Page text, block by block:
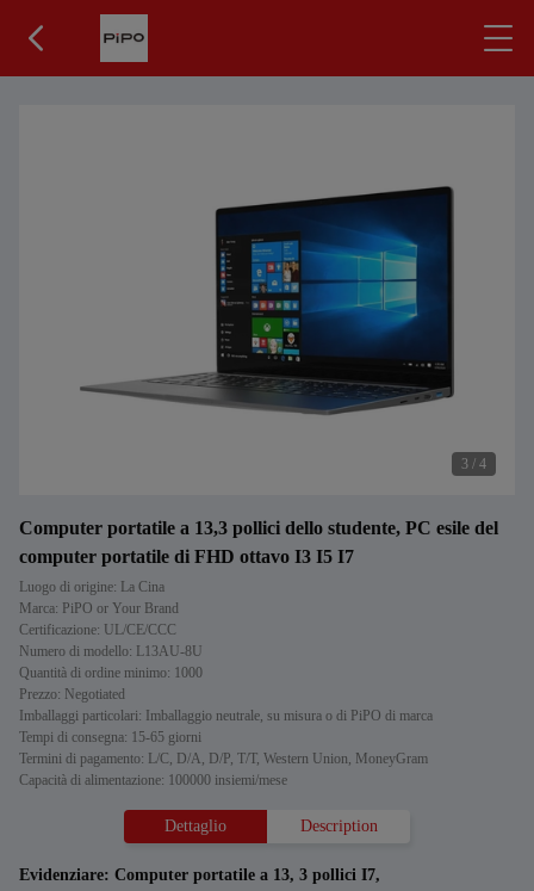
3 / 4
Computer portatile a 13,3 pollici dello studente, PC esile del
computer portatile di FHD ottavo I3 I5 I7
Luogo di origine: La Cina
Marca: PiPO or Your Brand
Certificazione: UL/CE/CCC
Numero di modello: L13AU-8U
Quantità di ordine minimo: 1000
Prezzo: Negotiated
Imballaggi particolari: Imballaggio neutrale, su misura o di PiPO di marca
Tempi di consegna: 15-65 giorni
Termini di pagamento: L/C, D/A, D/P, T/T, Western Union, MoneyGram
Capacità di alimentazione: 100000 insiemi/mese
Dettaglio Description
Evidenziare: Computer portatile a 13, 3 pollici I7,